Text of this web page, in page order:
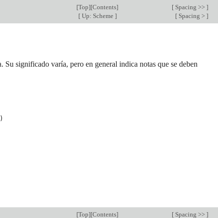
[Top][Contents] [ Spacing >> ]
[Up: Scheme ] [ Spacing > ]
significado varía, pero en general indica notas que se deben
[Top][Contents] [ Spacing >> ]